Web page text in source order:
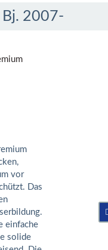
Bj. 2007-
vor
Das
einfache
solide